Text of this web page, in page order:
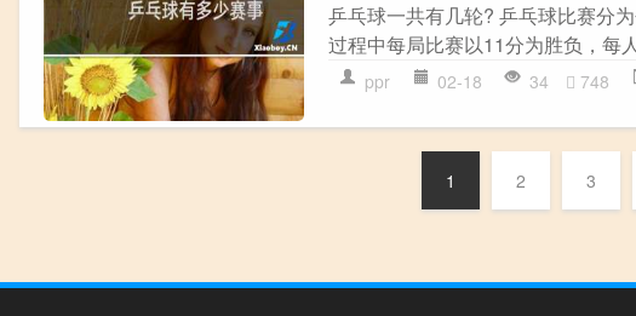
乒乓球一共有几轮? 乒乓球比赛分
过程中每局比赛以11分为胜负，每
ppr 02-18 34 748
1 2 3